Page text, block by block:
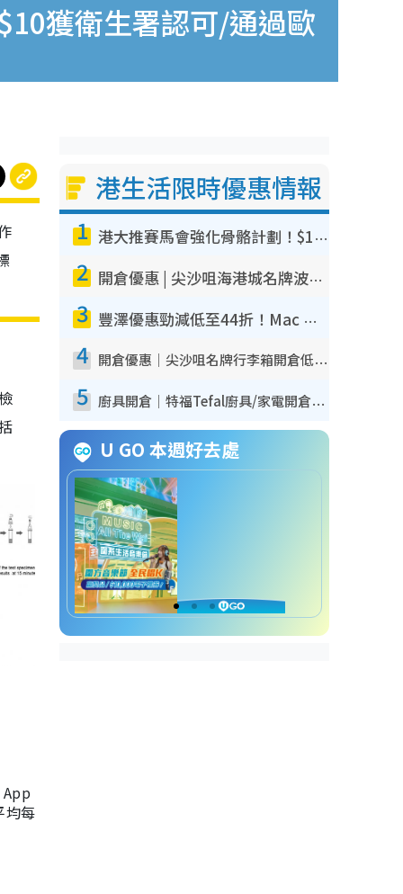
獲衛生署認可/通過歐
均每
港生活限時優惠情報
1 港大推賽馬會強化骨骼計劃！$100骨質密度X光檢查 完成免費運動訓練送超市禮券！附參加資格
2 開倉優惠 | 尖沙咀海港城名牌波鞋開倉低至1折！On鞋$899起／Joy&Peace鞋履$98起
3 豐澤優惠勁減低至44折！Mac mini/iPhone17Pro大減價！廚房家電$220起
4 開倉優惠｜尖沙咀名牌行李箱開倉低至4折！一連5日 American Tourister/ace./Hallmark $200起！
5 廚具開倉｜特福Tefal廚具/家電開倉低至3折！$220起買平底鍋/炒鑊/湯煲！電飯煲/吸塵機/燙斗$418起
U GO 本週好去處